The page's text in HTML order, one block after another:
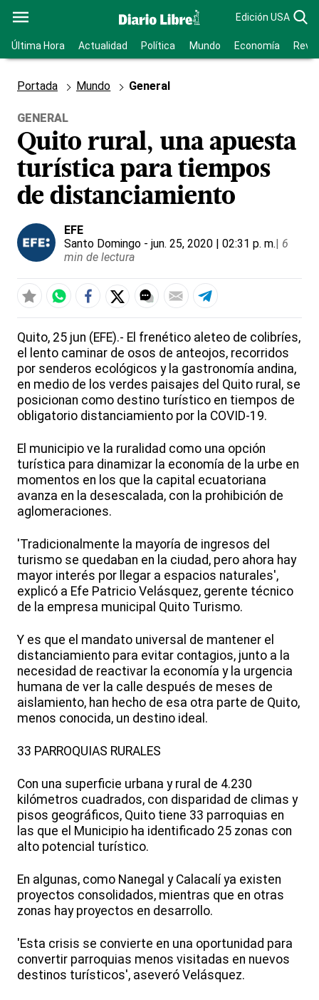
Edición USA
Última Hora Actualidad Política Mundo Economía
Portada Mundo General
GENERAL
Quito rural, una apuesta
turística para tiempos
de distanciamiento
EFE
Santo Domingo - jun. 25, 2020 | 02:31 p. m.| 6
min de lectura
Quito, 25 jun (EFE).- El frenético aleteo de colibríes,
el lento caminar de osos de anteojos, recorridos
por senderos ecológicos y la gastronomía andina,
en medio de los verdes paisajes del Quito rural, se
posicionan como destino turístico en tiempos de
obligatorio distanciamiento por la COVID-19.
El municipio ve la ruralidad como una opción
turística para dinamizar la economía de la urbe en
momentos en los que la capital ecuatoriana
avanza en la desescalada, con la prohibición de
aglomeraciones.
'Tradicionalmente la mayoría de ingresos del
turismo se quedaban en la ciudad, pero ahora hay
mayor interés por llegar a espacios naturales',
explicó a Efe Patricio Velásquez, gerente técnico
de la empresa municipal Quito Turismo.
Y es que el mandato universal de mantener el
distanciamiento para evitar contagios, junto a la
necesidad de reactivar la economía y la urgencia
humana de ver la calle después de meses de
aislamiento, han hecho de esa otra parte de Quito,
menos conocida, un destino ideal.
33 PARROQUIAS RURALES
Con una superficie urbana y rural de 4.230
kilómetros cuadrados, con disparidad de climas y
pisos geográficos, Quito tiene 33 parroquias en
las que el Municipio ha identificado 25 zonas con
alto potencial turístico.
En algunas, como Nanegal y Calacalí ya existen
proyectos consolidados, mientras que en otras
zonas hay proyectos en desarrollo.
'Esta crisis se convierte en una oportunidad para
convertir parroquias menos visitadas en nuevos
destinos turísticos', aseveró Velásquez.